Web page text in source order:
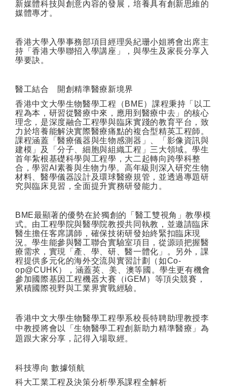
新媒體科技與創意內容的發展，培養具有創新思維的
媒體專才。
香港大學入學事務部項目經理吳紀珊小姐將會出席主
持「香港大學聯招入學講座」，與學生及家長分享入
學要訣。
醫工結合 開創精準醫療新境界
香港中文大學生物醫學工程（ BME）課程秉持「以工
程為本，研習從醫療中來，應用到醫療中去」的核心
理念，是深度融合工程學與臨床實踐的教育平台，致
力於培養能解決實際醫療痛點的複合型精英工程師。
課程涵蓋「醫療儀器與生物感測器」、「影像資訊與
建模」及「分子、細胞與組織工程」三大領域。學生
首年紮根基礎科學與工程學，大二起轉向跨學科整
合，學習AI 素養與生物力學。高年級則深入研究生物
材料、醫學儀器設計及環球醫療規管，並透過專題研
究與臨床見習，全面提升實務研發能力。
BME最顯著的優勢在於獨創的「醫工雙視角」教學模
式。由工程學院與醫學院教授共同執教，並邀請臨床
醫生擔任客席講師，確保技術研發始終緊扣臨床現
況。學生能參與醫工聯合實驗室項目，從源頭把握醫
療需求，實現「產、學、研、醫一體化」。另外，課
程提供多元化的海外交流與實習計劃（如Co-
op@CUHK），涵蓋英、美、澳等國。學生更有機會
參加國際基因工程機器大賽（iGEM ）等頂尖競賽，
累積國際視野與工業界實戰經驗。
香港中文大學生物醫學工程學系校長特聘助理教授李
中教授將會以「生物醫學工程創新助力精準醫療」為
題跟大家分享，記得入場取經。
科技導向 數據領航
科大工業工程及決策分析學系課程全解析